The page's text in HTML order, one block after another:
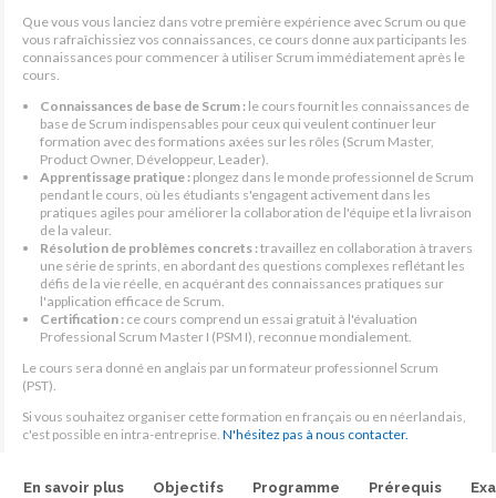
Que vous vous lanciez dans votre première expérience avec Scrum ou que
vous rafraîchissiez vos connaissances, ce cours donne aux participants les
connaissances pour commencer à utiliser Scrum immédiatement après le
cours.
Connaissances de base de Scrum : le cours fournit les connaissances de
base de Scrum indispensables pour ceux qui veulent continuer leur
formation avec des formations axées sur les rôles (Scrum Master,
Product Owner, Développeur, Leader).
Apprentissage pratique : plongez dans le monde professionnel de Scrum
pendant le cours, où les étudiants s'engagent activement dans les
pratiques agiles pour améliorer la collaboration de l'équipe et la livraison
de la valeur.
Résolution de problèmes concrets :travaillez en collaboration à travers
une série de sprints, en abordant des questions complexes reflétant les
défis de la vie réelle, en acquérant des connaissances pratiques sur
l'application efficace de Scrum.
Certification : ce cours comprend un essai gratuit à l'évaluation
Professional Scrum Master I (PSM I), reconnue mondialement.
Le cours sera donné en anglais par un formateur professionnel Scrum
(PST).
Si vous souhaitez organiser cette formation en français ou en néerlandais,
c'est possible en intra-entreprise. N'hésitez pas à nous contacter.
En savoir plus Objectifs Programme Prérequis